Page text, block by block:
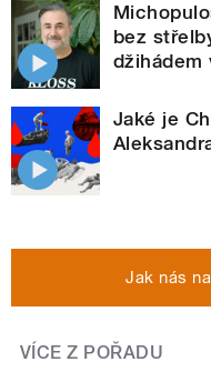
bez
džihádem
Jaké je
Jak nás
VÍCE Z POŘADU